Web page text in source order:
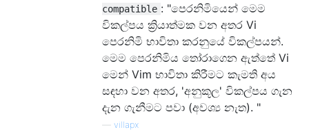
compatible : "පෙරනිමියෙන් මෙම
විකල්පය ක්‍රියාත්මක වන අතර Vi
පෙරනිමි භාවිතා කරනුයේ විකල්පයන්.
මෙම පෙරනිමිය තෝරාගෙන ඇත්තේ Vi
මෙන් Vim භාවිතා කිරීමට කැමති අය
සඳහා වන අතර, 'අනුකූල' විකල්පය ගැන
දැන ගැනීමට පවා (අවශ්‍ය නැත). "
villapx